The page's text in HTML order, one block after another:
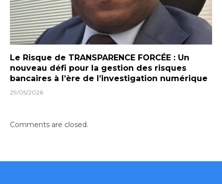
Le Risque de TRANSPARENCE FORCÉE : Un
nouveau défi pour la gestion des risques
bancaires à l’ère de l’investigation numérique
29/05/2026
Comments are closed.